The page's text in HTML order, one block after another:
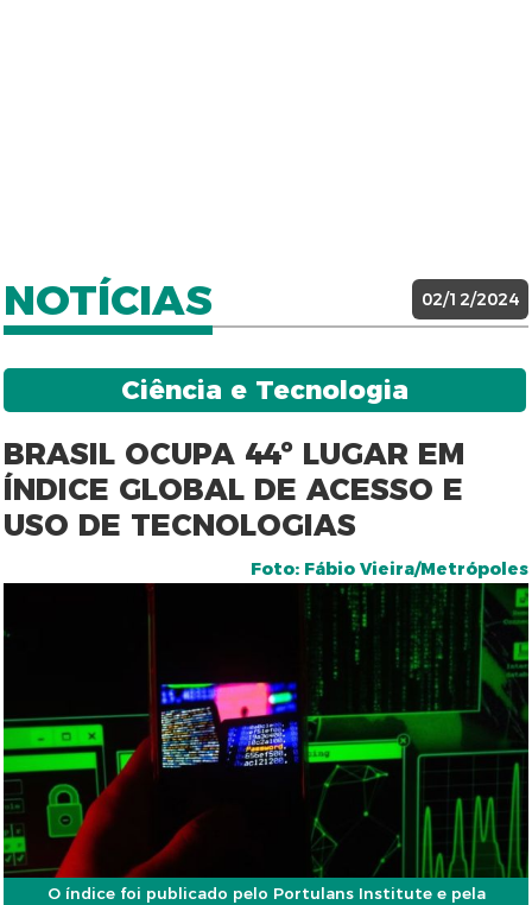
NOTÍCIAS 02/12/2024
Ciência e Tecnologia
BRASIL OCUPA 44º LUGAR EM
ÍNDICE GLOBAL DE ACESSO E
USO DE TECNOLOGIAS
Foto: Fábio Vieira/Metrópoles
O índice foi publicado pelo Portulans Institute e pela